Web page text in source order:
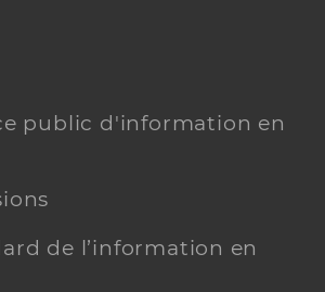
public d'information en
de l’information en